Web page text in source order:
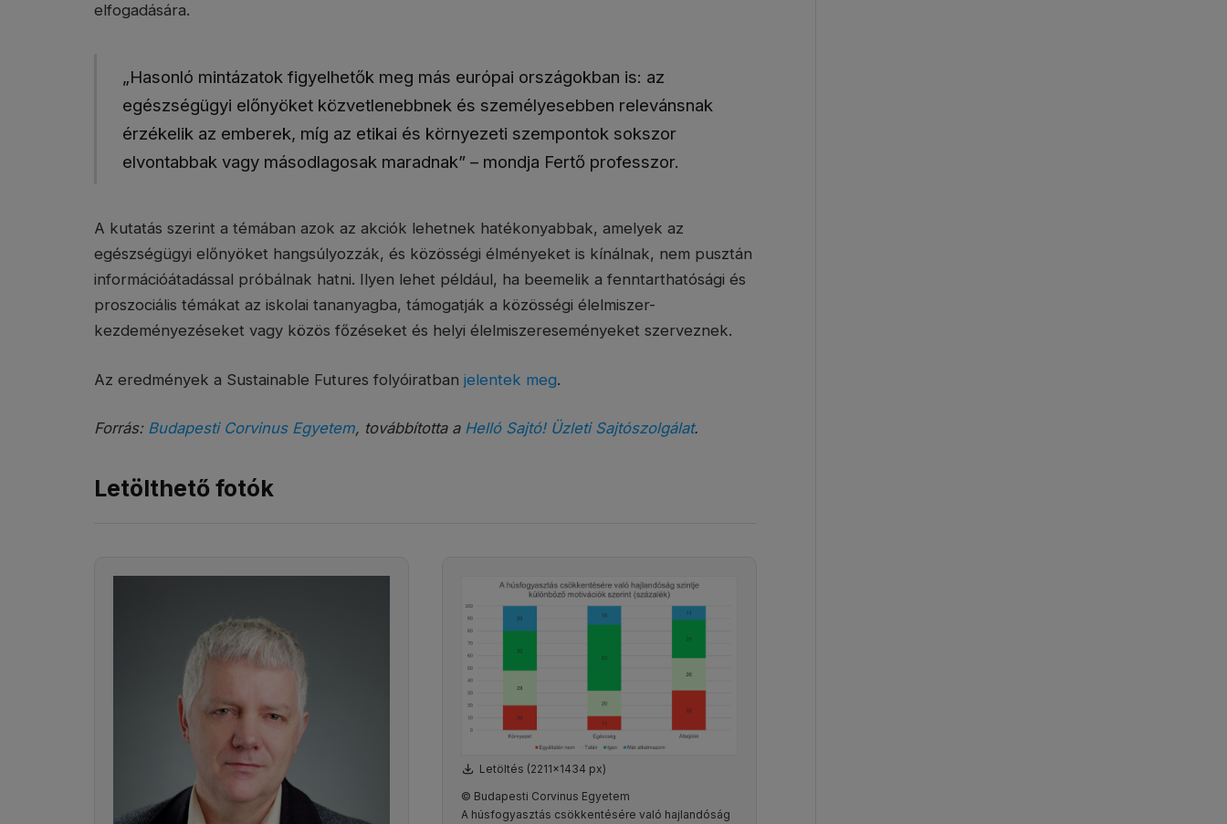
elfogadására.
„Hasonló mintázatok figyelhetők meg más európai országokban is: az
egészségügyi előnyöket közvetlenebbnek és személyesebben relevánsnak
érzékelik az emberek, míg az etikai és környezeti szempontok sokszor
elvontabbak vagy másodlagosak maradnak” – mondja Fertő professzor.
A kutatás szerint a témában azok az akciók lehetnek hatékonyabbak, amelyek az
egészségügyi előnyöket hangsúlyozzák, és közösségi élményeket is kínálnak, nem pusztán
információátadással próbálnak hatni. Ilyen lehet például, ha beemelik a fenntarthatósági és
proszociális témákat az iskolai tananyagba, támogatják a közösségi élelmiszer-
kezdeményezéseket vagy közös főzéseket és helyi élelmiszereseményeket szerveznek.
Az eredmények a Sustainable Futures folyóiratban jelentek meg.
Forrás: Budapesti Corvinus Egyetem, továbbította a Helló Sajtó! Üzleti Sajtószolgálat.
Letölthető fotók
Letöltés (2211x1434 px)
© Budapesti Corvinus Egyetem
A húsfogyasztás csökkentésére való hajlandóság